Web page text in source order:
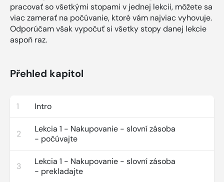
pracovať so všetkými stopami v jednej lekcii, môžete sa
viac zamerať na počúvanie, ktoré vám najviac vyhovuje.
Odporúčam však vypočuť si všetky stopy danej lekcie
aspoň raz.
Přehled kapitol
1 Intro
2
Lekcia 1 - Nakupovanie - slovní zásoba
- počúvajte
3
Lekcia 1 - Nakupovanie - slovní zásoba
- prekladajte